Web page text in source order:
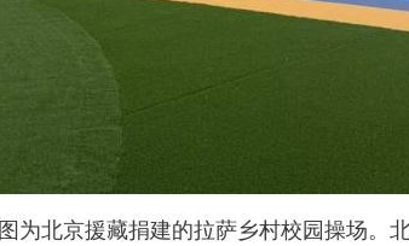
图为北京援藏捐建的拉萨乡村校园操场。